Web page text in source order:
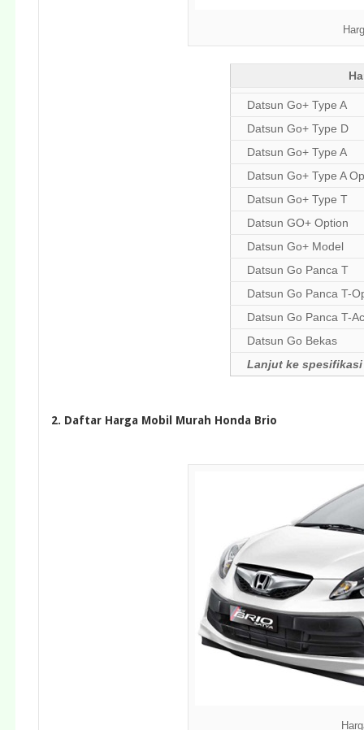
Datsun Go+ Type A
Datsun Go+ Type D
Datsun Go+ Type A
Datsun Go+ Type A
Datsun Go+ Type T
Datsun GO+ Option
Datsun Go+ Model
Datsun Go Panca T
Datsun Go Panca T-
Datsun Go Panca T-
Datsun Go Bekas
Lanjut ke
2. Daftar Harga Mobil Murah Honda Brio